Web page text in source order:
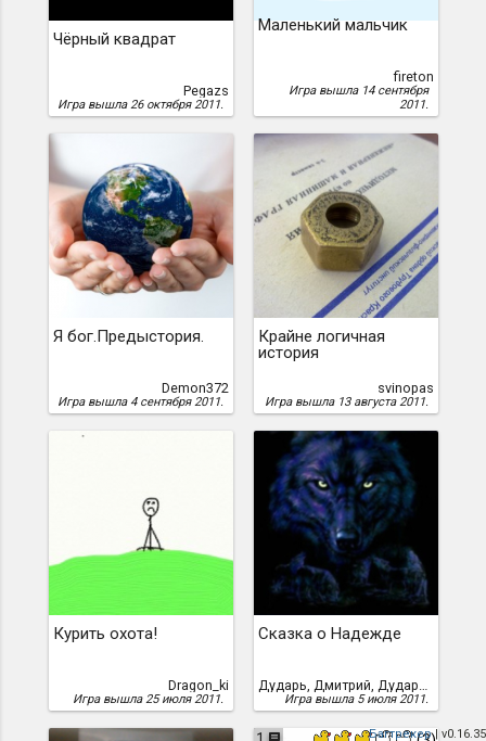
Чёрный квадрат
Pegazs
Игра вышла 26 октября 2011.
Маленький мальчик
fireton
Игра вышла 14 сентября
2011.
Я бог.Предыстория.
Demon372
Игра вышла 4 сентября 2011.
Крайне логичная
история
svinopas
Игра вышла 13 августа 2011.
Курить охота!
Dragon_ki
Игра вышла 25 июля 2011.
Сказка о Надежде
Дударь, Дмитрий, Дударь Дмитрий aka tturgor
Игра вышла 5 июля 2011.
Багтрекер| v0.16.35